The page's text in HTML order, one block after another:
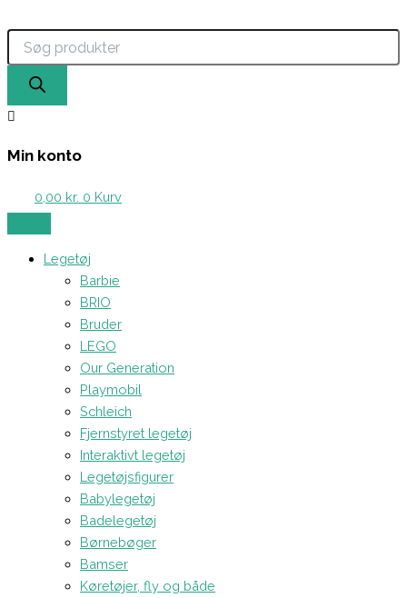
til
indholdet
search
Min konto
0,00 kr. 0 Kurv
Legetøj
Barbie
BRIO
Bruder
LEGO
Our Generation
Playmobil
Schleich
Fjernstyret legetøj
Interaktivt legetøj
Legetøjsfigurer
Babylegetøj
Badelegetøj
Børnebøger
Bamser
Køretøjer, fly og både